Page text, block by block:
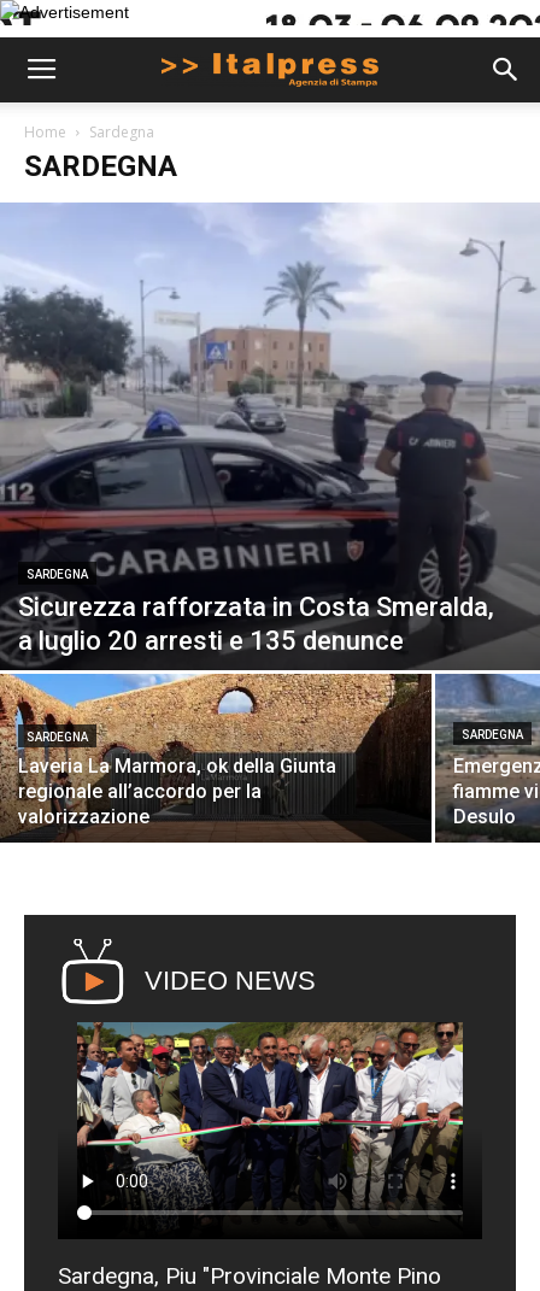
Home Sardegna
SARDEGNA
SARDEGNA
Sicurezza rafforzata in Costa Smeralda,
a luglio 20 arresti e 135 denunce
SARDEGNA
Laveria La Marmora, ok della Giunta
regionale all’accordo per la
valorizzazione
SARDEGNA
fiamme
Desulo
VIDEO NEWS
Sardegna, Piu "Provinciale Monte Pino